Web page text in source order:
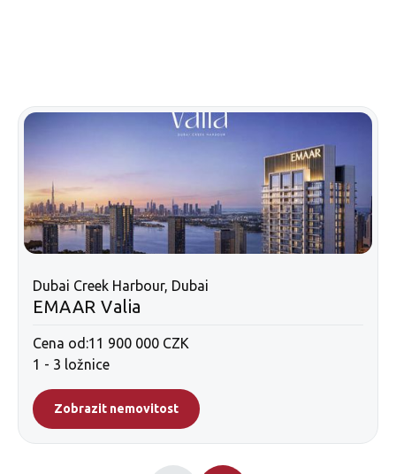
Dubai Creek Harbour, Dubai
EMAAR Valia
Cena od:11 900 000 CZK
1 - 3 ložnice
Zobrazit nemovitost